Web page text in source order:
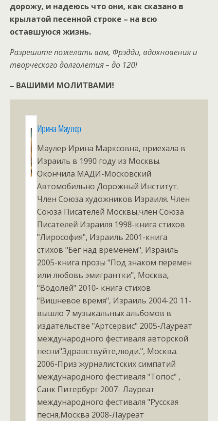
дорожу, и надеюсь что они, как сказано в
крылатой песенной строке – на всю
оставшуюся жизнь.
Разрешите пожелать вам, Фрэдди, вдохновения и
творческого долголетия – до 120!
– ВАШИМИ МОЛИТВАМИ!
Ирина Маулер
Маулер Ирина Марксовна, приехала в
Израиль в 1990 году из Москвы.
Окончила МАДИ-Московский
Автомобильно Дорожный Институт.
Член Союза художников Израиля. Член
Союза Писателей Москвы,член Союза
Писателей Израиля 1998-книга стихов
"Лирософия", Израиль 2001-книга
стихов "Бег над временем", Израиль
2005-книга прозы "Под знаком перемен
или любовь эмигрантки", Москва,
"Водолей" 2010- книга стихов
"Вишневое время", Израиль 2004-20 11-
вышло 7 музыкальных альбомов в
издательстве "Артсервис" 2005-Лауреат
международного фестиваля авторской
песни"Здравствуйте,люди.", Москва.
2006-Приз журналистских симпатий
международного фестиваля "Топос" ,
Санк Питербург 2007- Лауреат
международного фестиваля "Русская
песня,Москва 2008-Лауреат